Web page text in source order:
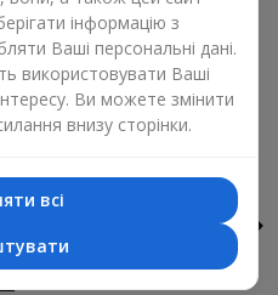
Кам'яні
інформацію з
Ваші персональні дані.
використовувати Ваші
Ви можете змінити
внизу сторінки.
всі